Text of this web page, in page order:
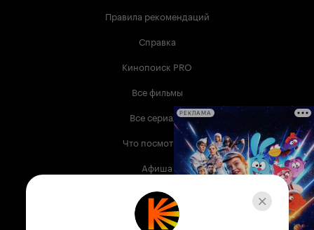
Правила рекомендаций
Справка
Кинопоиск PRO
Все фильмы
Все сериалы
Что посмотреть
Афиша
Музыка
Телепрограмма
РЕКЛАМА